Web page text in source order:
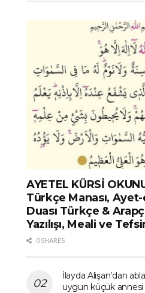
AYETEL KÜRSİ
Türkçe Manası,
Duası Türkçe &
Yazılışı, Meali ve
0 SHARES
İlayda Alişan’dan
uygun küçük annesi